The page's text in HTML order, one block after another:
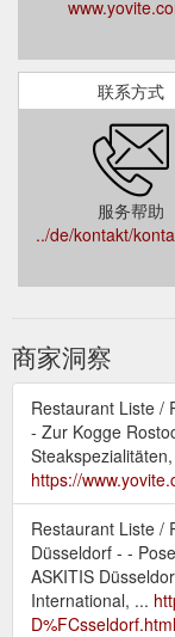
联系方式
服务帮助
../de/kontakt/
商家洞察
Restaurant Liste /
- Zur Kogge
https://
Restaurant Liste /
Düsseldorf - -
ASKITIS
International, ...
D%FCsseldorf.html